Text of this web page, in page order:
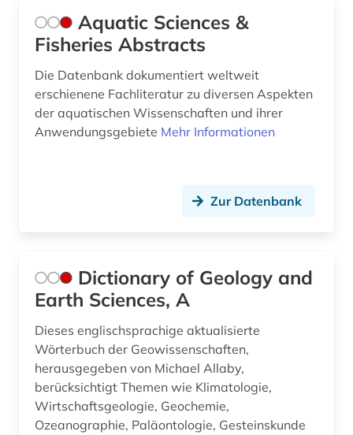
Aquatic Sciences &
Fisheries Abstracts
Die Datenbank dokumentiert weltweit
erschienene Fachliteratur zu diversen Aspekten
der aquatischen Wissenschaften und ihrer
Anwendungsgebiete Mehr Informationen
Zur Datenbank
Dictionary of Geology and
Earth Sciences, A
Dieses englischsprachige aktualisierte
Wörterbuch der Geowissenschaften,
herausgegeben von Michael Allaby,
berücksichtigt Themen wie Klimatologie,
Wirtschaftsgeologie, Geochemie,
Ozeanographie, Paläontologie, Gesteinskunde